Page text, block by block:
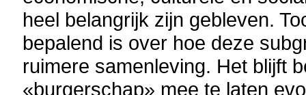
heel belangrijk zijn gebleven.
bepalend is over hoe deze
ruimere samenleving. Het blijft
«burgerschap» mee te laten